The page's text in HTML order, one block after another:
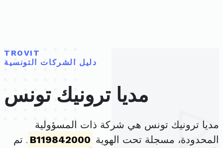
TROVIT
دليل الشركات التونسية
مديا ترونيك تونس
مديا ترونيك تونس هي شركة ذات المسؤولية
المحدودة، مسجلة تحت الهوية B119842000 . تم